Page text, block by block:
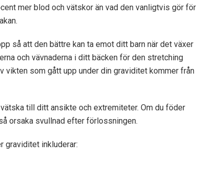
mer blod och vätskor än vad den vanligtvis gör för
så att den bättre kan ta emot ditt barn när det växer
och vävnaderna i ditt bäcken för den stretching
vikten som gått upp under din graviditet kommer från
till ditt ansikte och extremiteter. Om du föder
orsaka svullnad efter förlossningen.
graviditet inkluderar: